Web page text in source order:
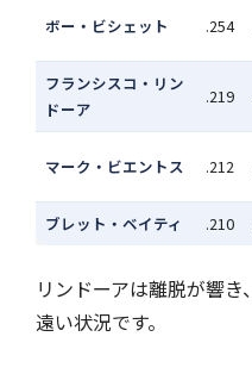
ボー・ビシェット .254
フランシスコ・リン
ドーア
.219
マーク・ビエントス .212
ブレット・ベイティ
.210
リンドーアは離脱が響
遠い状況です。